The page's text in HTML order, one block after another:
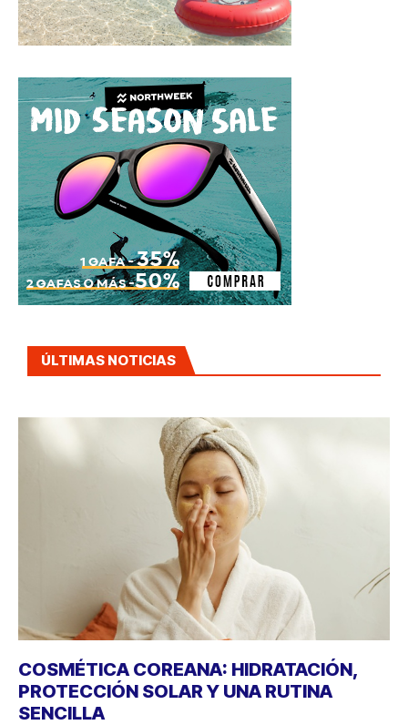
ÚLTIMAS NOTICIAS
COSMÉTICA COREANA: HIDRATACIÓN,
PROTECCIÓN SOLAR Y UNA RUTINA
SENCILLA